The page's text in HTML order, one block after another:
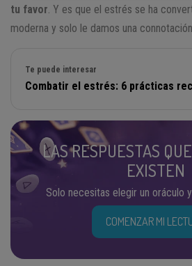
tu favor . Y es que el estrés se ha
moderna y solo le damos una
Te puede interesar
Combatir el estrés: 6 prácticas
LAS RESPUESTAS
EXISTEN
Solo necesitas elegir un oráculo
COMENZAR MI